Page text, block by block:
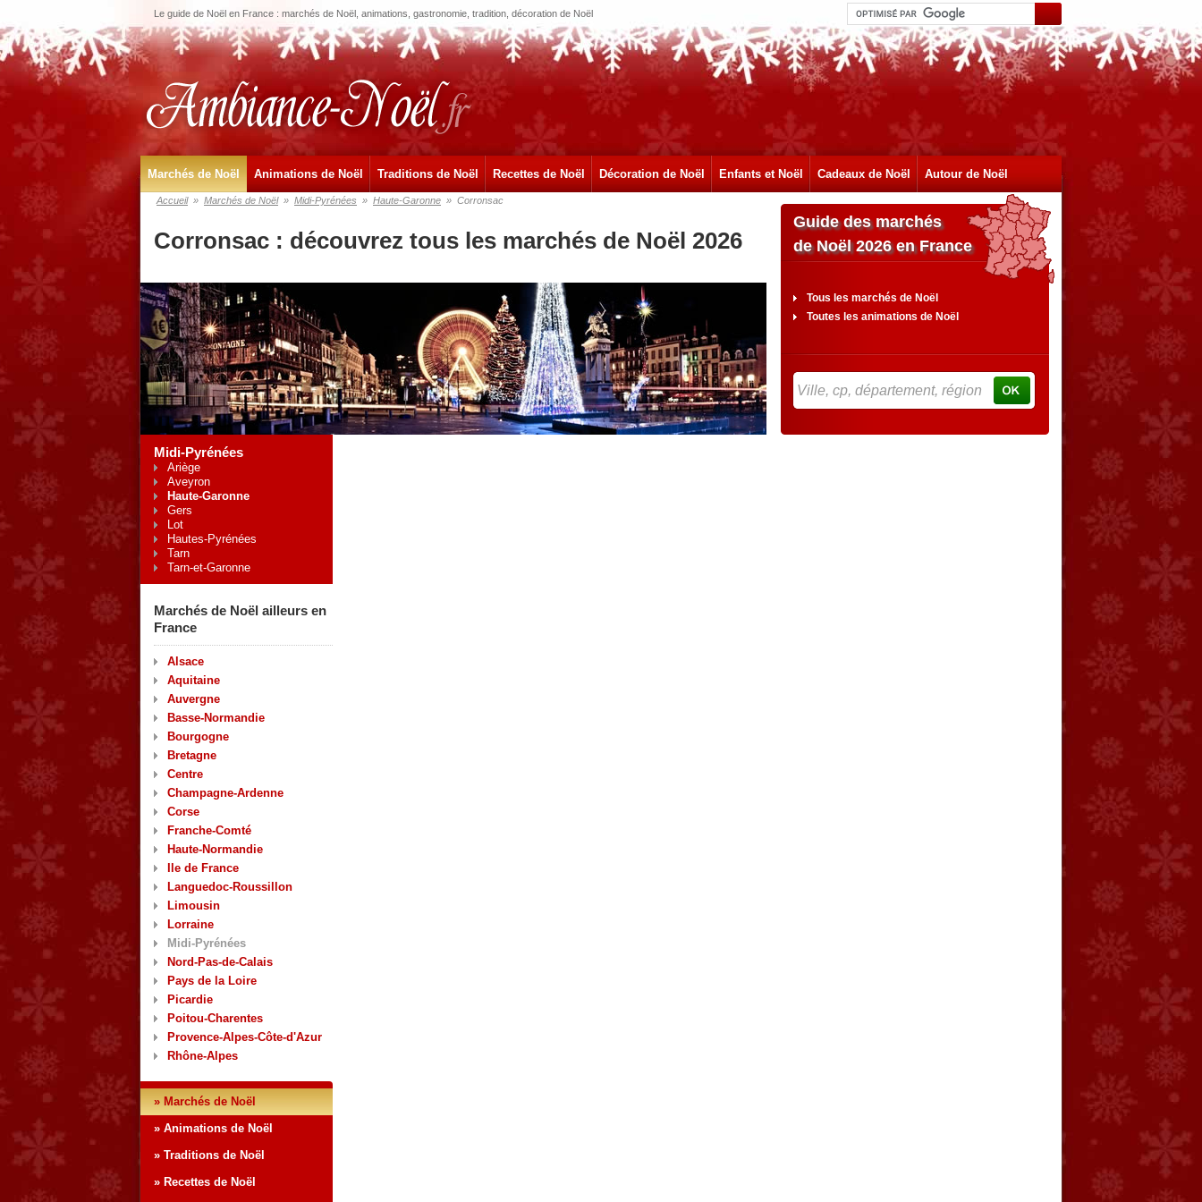
Le guide de Noël en France : marchés de Noël, animations, gastronomie, tradition, décoration de Noël
Marchés de Noël Animations de Noël Traditions de Noël Recettes de Noël Décoration de Noël Enfants et Noël Cadeaux de Noël Autour de Noël
Accueil » Marchés de Noël » Midi-Pyrénées » Haute-Garonne » Corronsac
Corronsac : découvrez tous les marchés de Noël 2026
Midi-Pyrénées
Ariège
Aveyron
Haute-Garonne
Gers
Lot
Hautes-Pyrénées
Tarn
Tarn-et-Garonne
Marchés de Noël ailleurs en
France
Alsace
Aquitaine
Auvergne
Basse-Normandie
Bourgogne
Bretagne
Centre
Champagne-Ardenne
Corse
Franche-Comté
Haute-Normandie
Ile de France
Languedoc-Roussillon
Limousin
Lorraine
Midi-Pyrénées
Nord-Pas-de-Calais
Pays de la Loire
Picardie
Poitou-Charentes
Provence-Alpes-Côte-d'Azur
Rhône-Alpes
» Marchés de Noël
» Animations de Noël
» Traditions de Noël
» Recettes de Noël
Guide des marchés
de Noël 2026 en France
Tous les marchés de Noël
Toutes les animations de Noël